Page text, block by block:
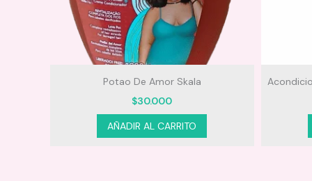
Potao De Amor Skala
$30.000
AÑADIR AL CARRITO